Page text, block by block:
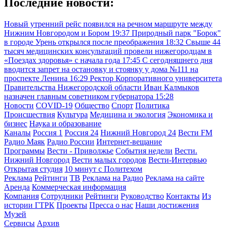
Новый утренний рейс появился на речном маршруте между
Нижним Новгородом и Бором 19:37 Природный парк "Борок"
в городе Урень открылся после преображения 18:32 Свыше 44
тысяч медицинских консультаций провели нижегородцам в
«Поездах здоровья» с начала года 17:45 С сегодняшнего дня
вводится запрет на остановку и стоянку у дома №111 на
проспекте Ленина 16:29 Ректор Корпоративного университета
Правительства Нижегородской области Иван Калмыков
назначен главным советником губернатора 15:28
Новости COVID-19 Общество Спорт Политика
Происшествия Культура Медицина и экология Экономика и
бизнес Наука и образование
Каналы Россия 1 Россия 24 Нижний Новгород 24 Вести FM
Радио Маяк Радио России Интернет-вещание
Программы Вести - Приволжье События недели Вести.
Нижний Новгород Вести малых городов Вести-Интервью
Открытая студия 10 минут с Политехом
Реклама Рейтинги ТВ Реклама на Радио Реклама на сайте
Аренда Коммерческая информация
Компания Сотрудники Рейтинги Руководство Контакты Из
истории ГТРК Проекты Пресса о нас Наши достижения
Музей
Сервисы Архив